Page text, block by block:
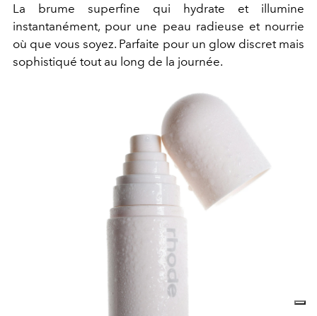
La brume superfine qui hydrate et illumine
instantanément, pour une peau radieuse et nourrie
où que vous soyez. Parfaite pour un glow discret mais
sophistiqué tout au long de la journée.